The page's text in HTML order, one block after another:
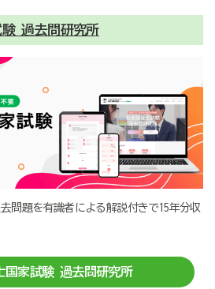
過去問研究所
問題を有識者による解説付きで15年分収
国家試験 過去問研究所